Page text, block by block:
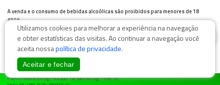
A venda e o consumo de bebidas alcoólicas são proibidos para menores de 18
anos.
Bebida alcoólica pode causar dependência química e, em excesso, provoca graves males à saúde.
Beba com moderação
© Nosso Hortifruti Gonzaga / Rua Goiás 128, Bairro Gonzaga, 11050-101 -
Utilizamos cookies para melhorar a experiência na navegação
e obter estatísticas das visitas. Ao continuar a navegação você
aceita nossapolítica de privacidade.
Aceitar e fechar